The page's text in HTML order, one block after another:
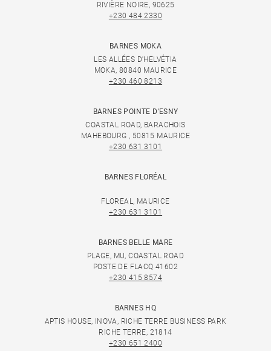
RIVIÈRE NOIRE, 90625
+230 484 2330
BARNES MOKA
LES ALLÉES D'HELVÉTIA
MOKA, 80840 MAURICE
+230 460 8213
BARNES POINTE D'ESNY
COASTAL ROAD, BARACHOIS
MAHEBOURG , 50815 MAURICE
+230 631 3101
BARNES FLORÉAL
FLOREAL, MAURICE
+230 631 3101
BARNES BELLE MARE
PLAGE, MU, COASTAL ROAD
POSTE DE FLACQ 41602
+230 415 8574
BARNES HQ
APTIS HOUSE, INOVA, RICHE TERRE BUSINESS PARK
RICHE TERRE, 21814
+230 651 2400